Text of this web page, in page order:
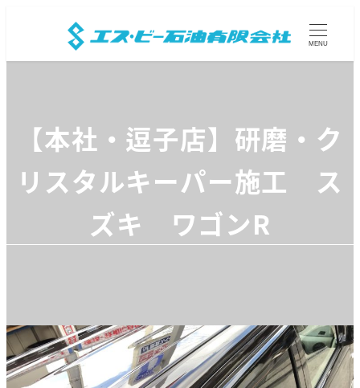
MENU
【本社・逗子店】研磨・ク
リスタルキーパー施工 ス
ズキ ワゴンR